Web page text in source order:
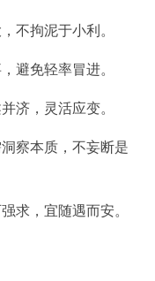
不拘泥于小利。
避免轻率冒进。
济，灵活应变。
察本质，不妄断是
求，宜随遇而安。